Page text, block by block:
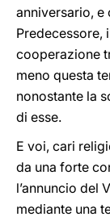
anniversario, e
Predecessore,
cooperazione
meno questa
nonostante la
di esse.
E voi, cari
da una forte
l’annuncio del
mediante una